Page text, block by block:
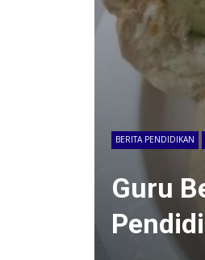
BERITA PENDIDIKAN
Guru